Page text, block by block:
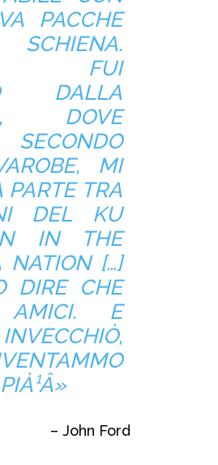
PACCHE
FUI
DALLA
DOVE
MI
PARTE TRA
DEL KU
IN THE
NATION […]
DIRE CHE
AMICI. E
– John Ford